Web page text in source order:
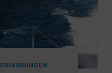
ERFAHRUNGEN